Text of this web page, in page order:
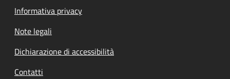
Informativa privacy
Note legali
Dichiarazione di accessibilità
Contatti